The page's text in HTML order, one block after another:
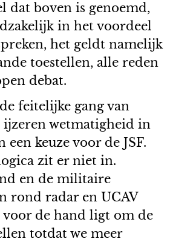
dat boven is genoemd,
in het voordeel
het geldt namelijk
toestellen, alle reden
debat.
feitelijke gang van
ijzeren wetmatigheid in
keuze voor de JSF.
zit er niet in.
en de militaire
rond radar en UCAV
voor de hand ligt om de
totdat we meer